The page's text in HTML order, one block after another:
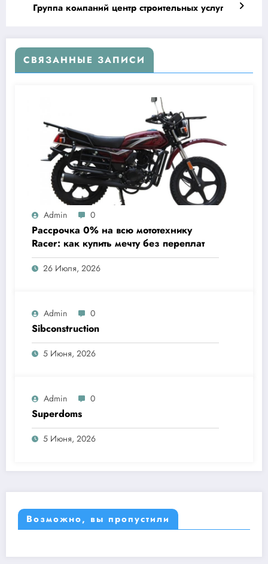
Группа компаний центр строительных услуг
СВЯЗАННЫЕ ЗАПИСИ
Admin 0
Рассрочка 0% на всю мототехнику
Racer: как купить мечту без переплат
26 Июля, 2026
Admin 0
Sibconstruction
5 Июня, 2026
Admin 0
Superdoms
5 Июня, 2026
Возможно, вы пропустили